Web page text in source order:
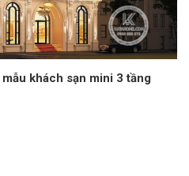
khách sạn mini 3 tầng